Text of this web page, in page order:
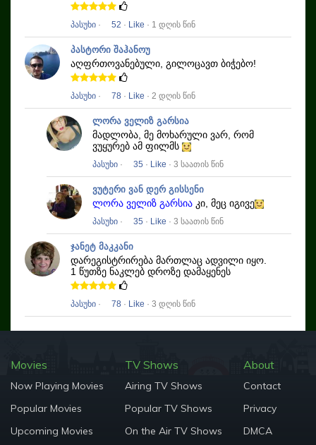
პასუხი · 52 · Like · 1 დღის წინ
პასტორი შაჰანოუ
აღფრთოვანებული, გილოცავთ ბიჭებო!
პასუხი · 78 · Like · 2 დღის წინ
ლორა ველიზ გარსია
მადლობა, მე მოხარული ვარ, რომ
ვუყურებ ამ ფილმს
პასუხი · 35 · Like · 3 საათის წინ
ვუტერი ვან დერ გისსენი
ლორა ველიზ გარსია კი, მეც იგივე
პასუხი · 35 · Like · 3 საათის წინ
ჯანეტ მაკკანი
დარეგისტრირება მართლაც ადვილი იყო.
1 წუთზე ნაკლებ დროზე დამაყენეს
პასუხი · 78 · Like · 3 დღის წინ
Movies
Now Playing Movies
Popular Movies
Upcoming Movies
TV Shows
Airing TV Shows
Popular TV Shows
On the Air TV Shows
About
Contact
Privacy
DMCA